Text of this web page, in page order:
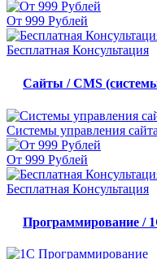
От 999 Рублей
Бесплатная Консультация
Сайты / CMS
Системы управления
От 999 Рублей
Бесплатная Консультация
Программирование /